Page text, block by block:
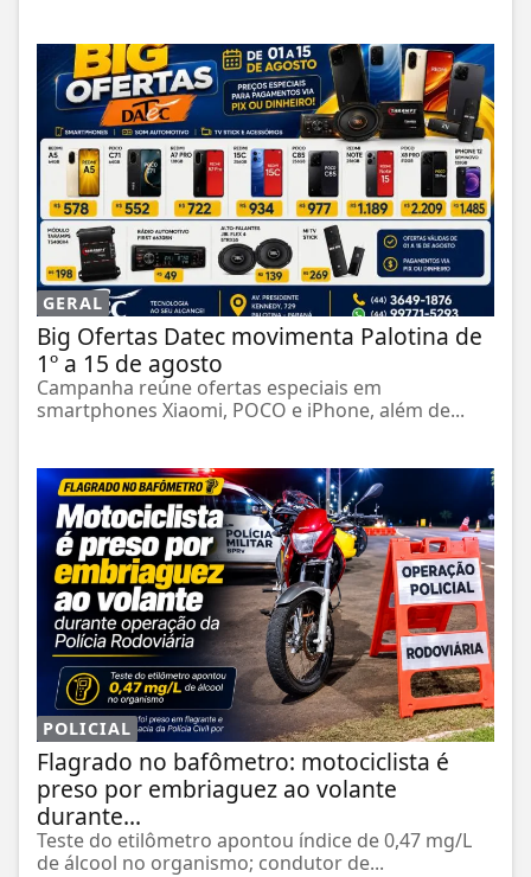
GERAL
Big Ofertas Datec movimenta Palotina de
1º a 15 de agosto
Campanha reúne ofertas especiais em
smartphones Xiaomi, POCO e iPhone, além de...
POLICIAL
Flagrado no bafômetro: motociclista é
preso por embriaguez ao volante
durante...
Teste do etilômetro apontou índice de 0,47 mg/L
de álcool no organismo; condutor de...